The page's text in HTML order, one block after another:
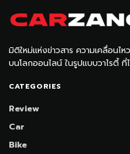
มิติใหม่แห่งข่าวสาร ความเคลื่อนไ
บนโลกออนไลน์ ในรูปแบบวาไรตี้
CATEGORIES
Review
Car
Bike